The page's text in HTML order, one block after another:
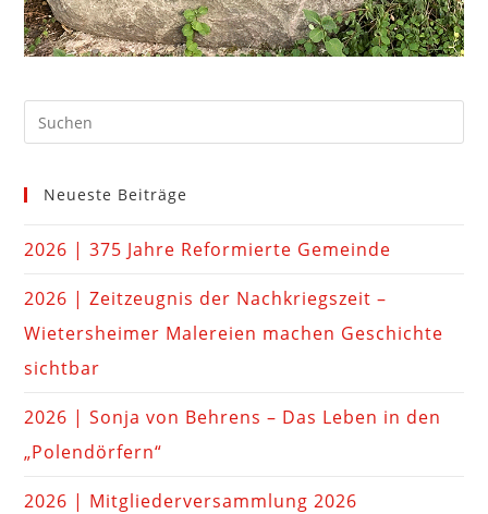
Neueste Beiträge
2026 | 375 Jahre Reformierte Gemeinde
2026 | Zeitzeugnis der Nachkriegszeit –
Wietersheimer Malereien machen Geschichte
sichtbar
2026 | Sonja von Behrens – Das Leben in den
„Polendörfern“
2026 | Mitgliederversammlung 2026